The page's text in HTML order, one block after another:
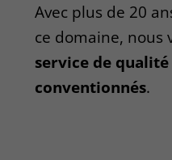
Avec plus de 20
ce domaine, nous
service de
conventionnés.